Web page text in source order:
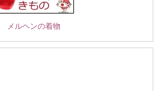
メルヘンの着物